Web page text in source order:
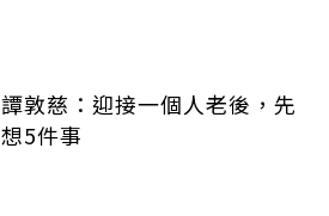
譚敦慈：迎接一個人老後，先
想5件事